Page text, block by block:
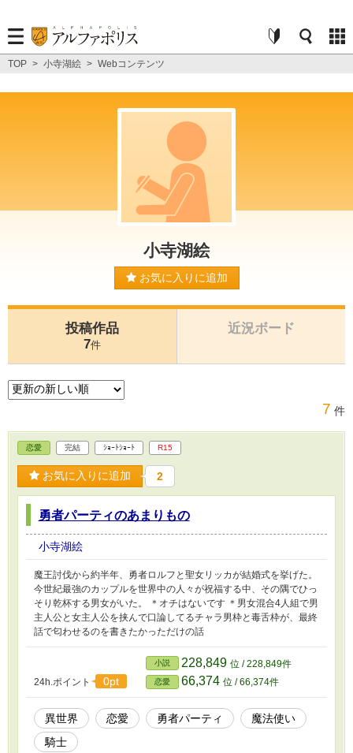
TOP > 小寺湖絵 > Webコンテンツ
小寺湖絵
お気に入りに追加
投稿作品
7件
近況ボード
7 件
恋愛 完結 ｼｮｰﾄｼｮｰﾄ R15
お気に入りに追加 2
勇者パーティのあまりもの
小寺湖絵
魔王討伐から約半年、勇者ロルフと聖女リッカが結婚式を挙げた。
今世紀最強のカップルを世界中の人々が祝福する中、その隅でひっ
そり乾杯する男女がいた。 ＊オチはないです ＊男女混合4人組で男
主人公と女主人公を挟んで口論してるチャラ男枠と毒舌枠が、最終
話で匂わせるのを書きたかっただけの話
24h.ポイント 0pt
小説 228,849 位 / 228,849件
恋愛 66,374 位 / 66,374件
異世界 恋愛 勇者パーティ
魔法使い
騎士